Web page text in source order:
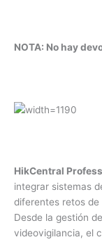
NOTA: No hay
HikCentral
integrar sistemas
diferentes retos
Desde la gestión
videovigilancia, el